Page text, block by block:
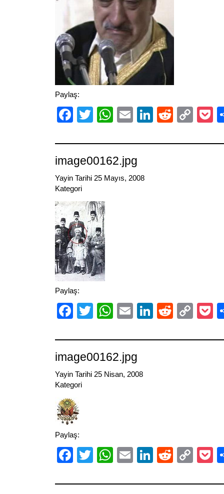
Paylaş:
Facebook
TwitterWhatsApp
EmailLinkedIn
Reddit
image00162.jpg
Yayin Tarihi 25 Mayıs, 2008
Kategori
Paylaş:
Facebook
TwitterWhatsApp
EmailLinkedIn
Reddit
image00162.jpg
Yayin Tarihi 25 Nisan, 2008
Kategori
Paylaş:
Facebook
TwitterWhatsApp
EmailLinkedIn
Reddit